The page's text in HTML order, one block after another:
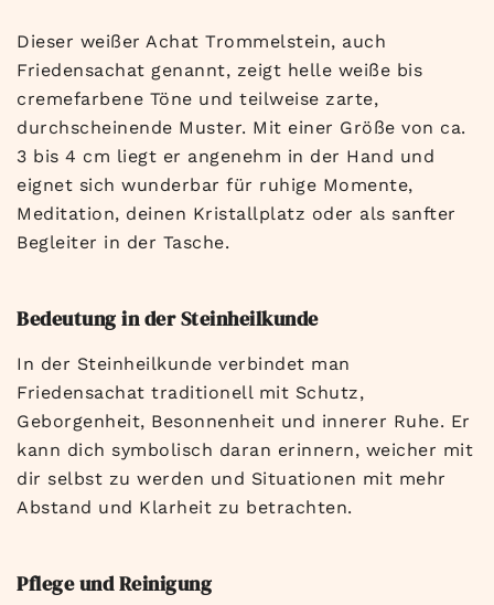
Dieser weißer Achat Trommelstein, auch
Friedensachat genannt, zeigt helle weiße bis
cremefarbene Töne und teilweise zarte,
durchscheinende Muster. Mit einer Größe von ca.
3 bis 4 cm liegt er angenehm in der Hand und
eignet sich wunderbar für ruhige Momente,
Meditation, deinen Kristallplatz oder als sanfter
Begleiter in der Tasche.
Bedeutung in der Steinheilkunde
In der Steinheilkunde verbindet man
Friedensachat traditionell mit Schutz,
Geborgenheit, Besonnenheit und innerer Ruhe. Er
kann dich symbolisch daran erinnern, weicher mit
dir selbst zu werden und Situationen mit mehr
Abstand und Klarheit zu betrachten.
Pflege und Reinigung